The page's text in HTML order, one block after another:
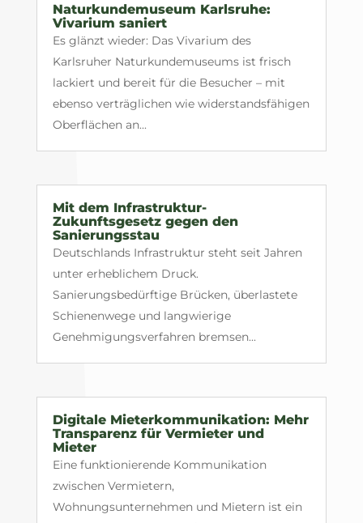
Naturkundemuseum Karlsruhe:
Vivarium saniert
Es glänzt wieder: Das Vivarium des
Karlsruher Naturkundemuseums ist frisch
lackiert und bereit für die Besucher – mit
ebenso verträglichen wie widerstandsfähigen
Oberflächen an...
Mit dem Infrastruktur-
Zukunftsgesetz gegen den
Sanierungsstau
Deutschlands Infrastruktur steht seit Jahren
unter erheblichem Druck.
Sanierungsbedürftige Brücken, überlastete
Schienenwege und langwierige
Genehmigungsverfahren bremsen...
Digitale Mieterkommunikation: Mehr
Transparenz für Vermieter und
Mieter
Eine funktionierende Kommunikation
zwischen Vermietern,
Wohnungsunternehmen und Mietern ist ein